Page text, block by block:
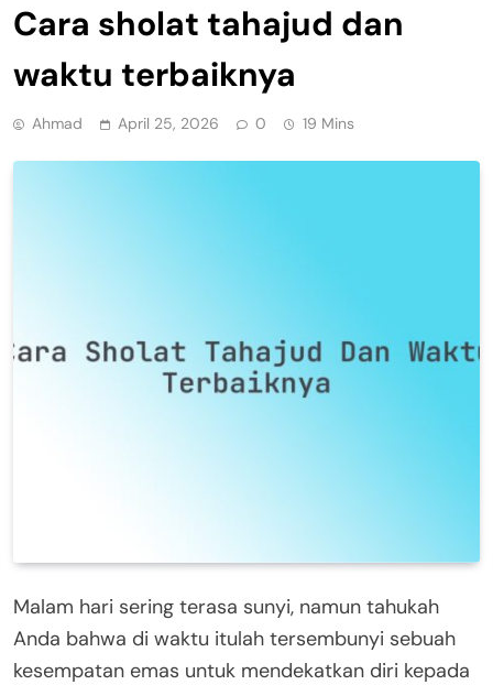
Cara sholat tahajud dan
waktu terbaiknya
Ahmad April 25, 2026 0 19 Mins
Malam hari sering terasa sunyi, namun tahukah
Anda bahwa di waktu itulah tersembunyi sebuah
kesempatan emas untuk mendekatkan diri kepada